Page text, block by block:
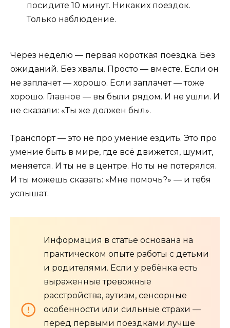
посидите 10 минут. Никаких поездок.
Только наблюдение.
Через неделю — первая короткая поездка. Без
ожиданий. Без хвалы. Просто — вместе. Если он
не заплачет — хорошо. Если заплачет — тоже
хорошо. Главное — вы были рядом. И не ушли. И
не сказали: «Ты же должен был».
Транспорт — это не про умение ездить. Это про
умение быть в мире, где всё движется, шумит,
меняется. И ты не в центре. Но ты не потерялся.
И ты можешь сказать: «Мне помочь?» — и тебя
услышат.
Информация в статье основана на
практическом опыте работы с детьми
и родителями. Если у ребёнка есть
выраженные тревожные
расстройства, аутизм, сенсорные
особенности или сильные страхи —
перед первыми поездками лучше